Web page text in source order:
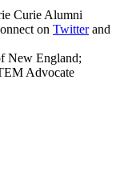
Curie Alumni
on Twitterand
New England;
Advocate